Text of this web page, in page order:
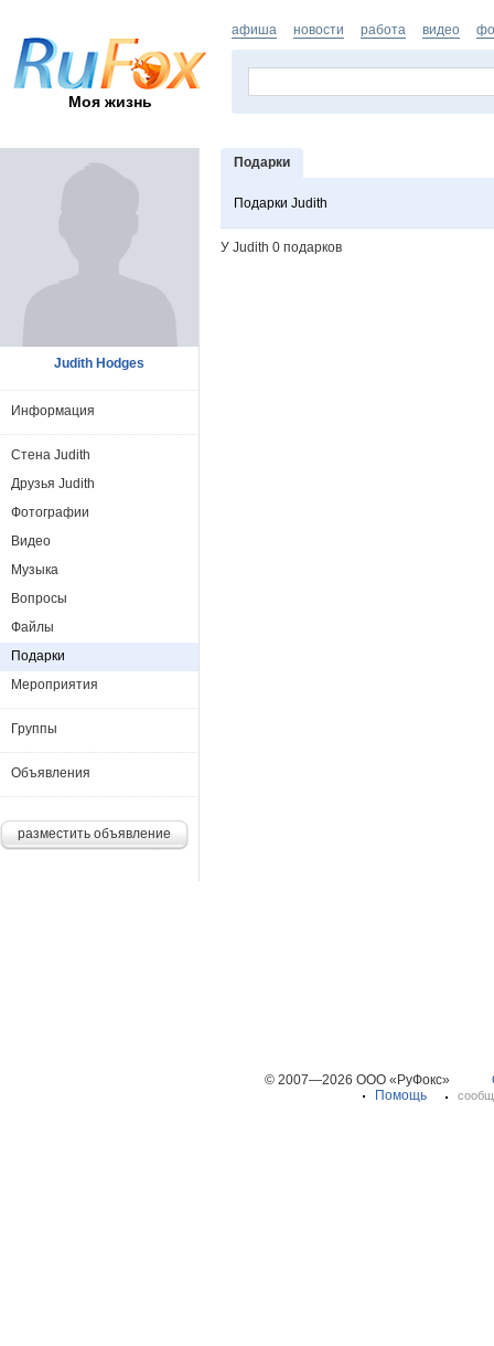
Моя жизнь
афиша новости работа видео
Подарки
Подарки Judith
У Judith 0 подарков
Judith Hodges
Информация
Стена Judith
Друзья Judith
Фотографии
Видео
Музыка
Вопросы
Файлы
Подарки
Мероприятия
Группы
Объявления
разместить объявление
© 2007—2026 ООО «РуФокс»
Помощь